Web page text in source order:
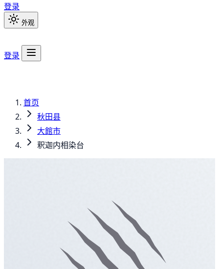
登录
外观
登录
首页
秋田县
大館市
釈迦内相染台